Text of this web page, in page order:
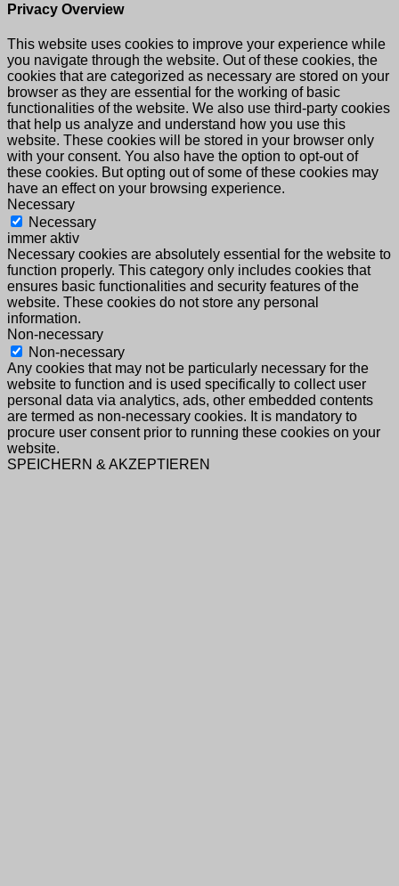
Privacy Overview
This website uses cookies to improve your experience while
you navigate through the website. Out of these cookies, the
cookies that are categorized as necessary are stored on your
browser as they are essential for the working of basic
functionalities of the website. We also use third-party cookies
that help us analyze and understand how you use this
website. These cookies will be stored in your browser only
with your consent. You also have the option to opt-out of
these cookies. But opting out of some of these cookies may
have an effect on your browsing experience.
Necessary
Necessary
immer aktiv
Necessary cookies are absolutely essential for the website to
function properly. This category only includes cookies that
ensures basic functionalities and security features of the
website. These cookies do not store any personal
information.
Non-necessary
Non-necessary
Any cookies that may not be particularly necessary for the
website to function and is used specifically to collect user
personal data via analytics, ads, other embedded contents
are termed as non-necessary cookies. It is mandatory to
procure user consent prior to running these cookies on your
website.
SPEICHERN & AKZEPTIEREN